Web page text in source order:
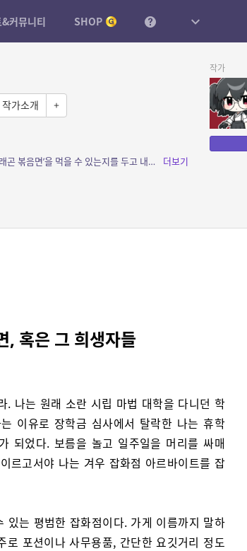
커뮤니티 SHOP
작가소개 +
소개: 잡화점 아르바이트생인 나와 허풍쟁이 기사인 히에로니무스 씨 사이에서 ‘드래곤 볶음면’을 먹을 수 있는지를 두고 내기가 벌어진다.
더보기
작가
, 혹은 그 희생자들
. 나는 원래 소란 시립 마법 대학을 다니던 학
이유로 장학금 심사에서 탈락한 나는 휴학
되었다. 보름을 놀고 일주일을 머리를 싸매
르고서야 나는 겨우 잡화점 아르바이트를 잡
있는 평범한 잡화점이다. 가게 이름까지 말하
로 포션이나 사무용품, 간단한 요깃거리 정도